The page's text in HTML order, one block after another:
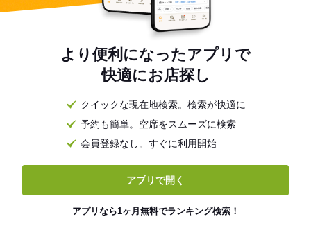
より便利になったアプリで
快適にお店探し
クイックな現在地検索。検索が快適に
予約も簡単。空席をスムーズに検索
会員登録なし。すぐに利用開始
アプリで開く
アプリなら1ヶ月無料でランキング検索！